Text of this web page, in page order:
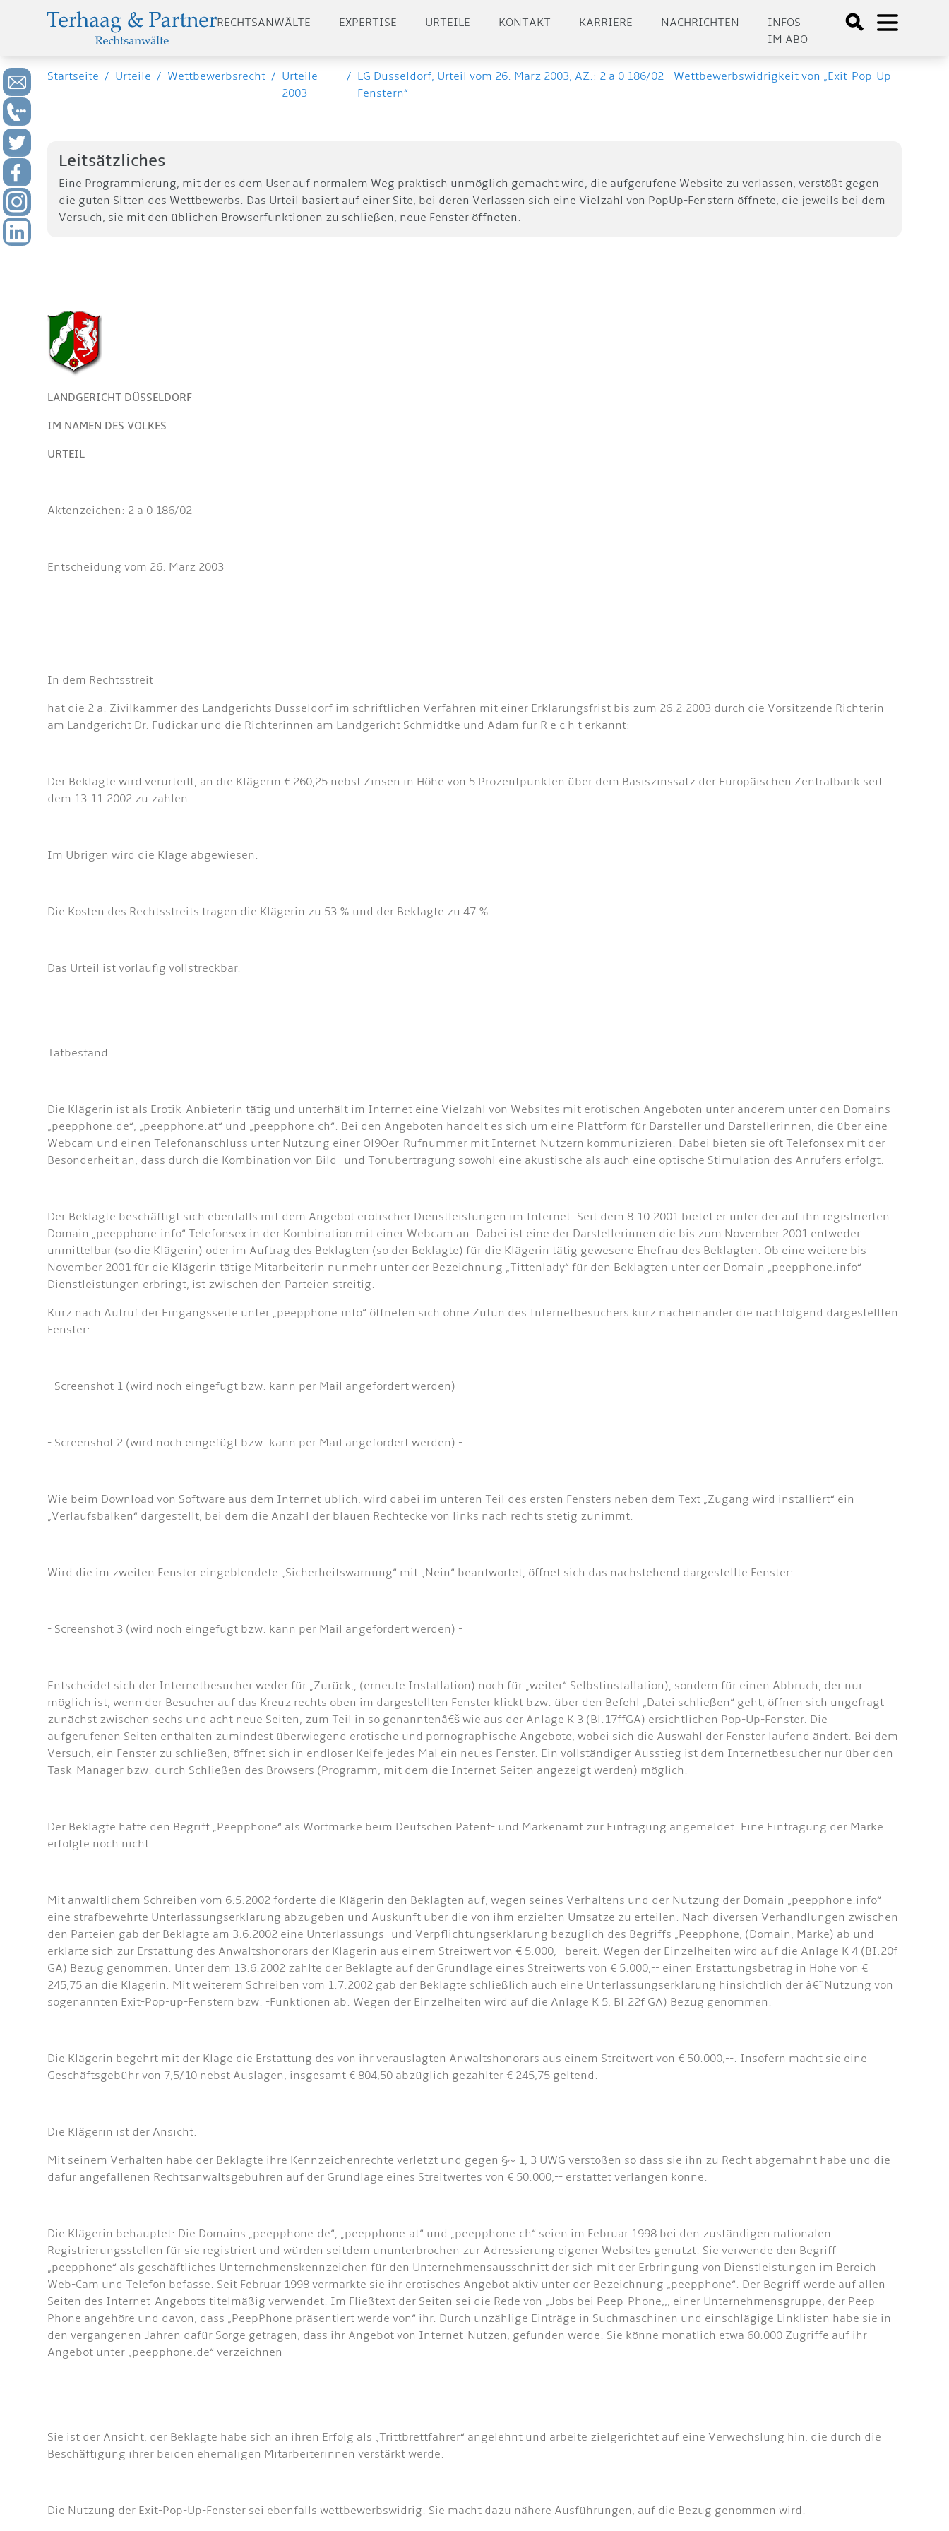
RECHTSANWÄLTE EXPERTISE URTEILE KONTAKT KARRIERE NACHRICHTEN
INFOS
IM ABO
Startseite / Urteile / Wettbewerbsrecht / Urteile
2003
/ LG Düsseldorf, Urteil vom 26. März 2003, AZ.: 2 a 0 186/02 - Wettbewerbswidrigkeit von „Exit-Pop-Up-
Fenstern“
Leitsätzliches
Eine Programmierung, mit der es dem User auf normalem Weg praktisch unmöglich gemacht wird, die aufgerufene Website zu verlassen, verstößt gegen
die guten Sitten des Wettbewerbs. Das Urteil basiert auf einer Site, bei deren Verlassen sich eine Vielzahl von PopUp-Fenstern öffnete, die jeweils bei dem
Versuch, sie mit den üblichen Browserfunktionen zu schließen, neue Fenster öffneten.
LANDGERICHT DÜSSELDORF
IM NAMEN DES VOLKES
URTEIL
Aktenzeichen: 2 a 0 186/02
Entscheidung vom 26. März 2003
In dem Rechtsstreit
hat die 2 a. Zivilkammer des Landgerichts Düsseldorf im schriftlichen Verfahren mit einer Erklärungsfrist bis zum 26.2.2003 durch die Vorsitzende Richterin
am Landgericht Dr. Fudickar und die Richterinnen am Landgericht Schmidtke und Adam für R e c h t erkannt:
Der Beklagte wird verurteilt, an die Klägerin € 260,25 nebst Zinsen in Höhe von 5 Prozentpunkten über dem Basiszinssatz der Europäischen Zentralbank seit
dem 13.11.2002 zu zahlen.
Im Übrigen wird die Klage abgewiesen.
Die Kosten des Rechtsstreits tragen die Klägerin zu 53 % und der Beklagte zu 47 %.
Das Urteil ist vorläufig vollstreckbar.
Tatbestand:
Die Klägerin ist als Erotik-Anbieterin tätig und unterhält im Internet eine Vielzahl von Websites mit erotischen Angeboten unter anderem unter den Domains
„peepphone.de“, „peepphone.at“ und „peepphone.ch“. Bei den Angeboten handelt es sich um eine Plattform für Darsteller und Darstellerinnen, die über eine
Webcam und einen Telefonanschluss unter Nutzung einer Ol9Oer-Rufnummer mit Internet-Nutzern kommunizieren. Dabei bieten sie oft Telefonsex mit der
Besonderheit an, dass durch die Kombination von Bild- und Tonübertragung sowohl eine akustische als auch eine optische Stimulation des Anrufers erfolgt.
Der Beklagte beschäftigt sich ebenfalls mit dem Angebot erotischer Dienstleistungen im Internet. Seit dem 8.10.2001 bietet er unter der auf ihn registrierten
Domain „peepphone.info“ Telefonsex in der Kombination mit einer Webcam an. Dabei ist eine der Darstellerinnen die bis zum November 2001 entweder
unmittelbar (so die Klägerin) oder im Auftrag des Beklagten (so der Beklagte) für die Klägerin tätig gewesene Ehefrau des Beklagten. Ob eine weitere bis
November 2001 für die Klägerin tätige Mitarbeiterin nunmehr unter der Bezeichnung „Tittenlady“ für den Beklagten unter der Domain „peepphone.info“
Dienstleistungen erbringt, ist zwischen den Parteien streitig.
Kurz nach Aufruf der Eingangsseite unter „peepphone.info“ öffneten sich ohne Zutun des Internetbesuchers kurz nacheinander die nachfolgend dargestellten
Fenster:
- Screenshot 1 (wird noch eingefügt bzw. kann per Mail angefordert werden) -
- Screenshot 2 (wird noch eingefügt bzw. kann per Mail angefordert werden) -
Wie beim Download von Software aus dem Internet üblich, wird dabei im unteren Teil des ersten Fensters neben dem Text „Zugang wird installiert“ ein
„Verlaufsbalken“ dargestellt, bei dem die Anzahl der blauen Rechtecke von links nach rechts stetig zunimmt.
Wird die im zweiten Fenster eingeblendete „Sicherheitswarnung“ mit „Nein“ beantwortet, öffnet sich das nachstehend dargestellte Fenster:
- Screenshot 3 (wird noch eingefügt bzw. kann per Mail angefordert werden) -
Entscheidet sich der Internetbesucher weder für „Zurück,, (erneute Installation) noch für „weiter“ Selbstinstallation), sondern für einen Abbruch, der nur
möglich ist, wenn der Besucher auf das Kreuz rechts oben im dargestellten Fenster klickt bzw. über den Befehl „Datei schließen“ geht, öffnen sich ungefragt
zunächst zwischen sechs und acht neue Seiten, zum Teil in so genanntenâ€š wie aus der Anlage K 3 (Bl.17ffGA) ersichtlichen Pop-Up-Fenster. Die
aufgerufenen Seiten enthalten zumindest überwiegend erotische und pornographische Angebote, wobei sich die Auswahl der Fenster laufend ändert. Bei dem
Versuch, ein Fenster zu schließen, öffnet sich in endloser Keife jedes Mal ein neues Fenster. Ein vollständiger Ausstieg ist dem Internetbesucher nur über den
Task-Manager bzw. durch Schließen des Browsers (Programm, mit dem die Internet-Seiten angezeigt werden) möglich.
Der Beklagte hatte den Begriff „Peepphone“ als Wortmarke beim Deutschen Patent- und Markenamt zur Eintragung angemeldet. Eine Eintragung der Marke
erfolgte noch nicht.
Mit anwaltlichem Schreiben vom 6.5.2002 forderte die Klägerin den Beklagten auf, wegen seines Verhaltens und der Nutzung der Domain „peepphone.info“
eine strafbewehrte Unterlassungserklärung abzugeben und Auskunft über die von ihm erzielten Umsätze zu erteilen. Nach diversen Verhandlungen zwischen
den Parteien gab der Beklagte am 3.6.2002 eine Unterlassungs- und Verpflichtungserklärung bezüglich des Begriffs „Peepphone, (Domain, Marke) ab und
erklärte sich zur Erstattung des Anwaltshonorars der Klägerin aus einem Streitwert von € 5.000,--bereit. Wegen der Einzelheiten wird auf die Anlage K 4 (BI.20f
GA) Bezug genommen. Unter dem 13.6.2002 zahlte der Beklagte auf der Grundlage eines Streitwerts von € 5.000,-- einen Erstattungsbetrag in Höhe von €
245,75 an die Klägerin. Mit weiterem Schreiben vom 1.7.2002 gab der Beklagte schließlich auch eine Unterlassungserklärung hinsichtlich der â€˜Nutzung von
sogenannten Exit-Pop-up-Fenstern bzw. -Funktionen ab. Wegen der Einzelheiten wird auf die Anlage K 5, Bl.22f GA) Bezug genommen.
Die Klägerin begehrt mit der Klage die Erstattung des von ihr verauslagten Anwaltshonorars aus einem Streitwert von € 50.000,--. Insofern macht sie eine
Geschäftsgebühr von 7,5/10 nebst Auslagen, insgesamt € 804,50 abzüglich gezahlter € 245,75 geltend.
Die Klägerin ist der Ansicht:
Mit seinem Verhalten habe der Beklagte ihre Kennzeichenrechte verletzt und gegen §~ 1, 3 UWG verstoßen so dass sie ihn zu Recht abgemahnt habe und die
dafür angefallenen Rechtsanwaltsgebühren auf der Grundlage eines Streitwertes von € 50.000,-- erstattet verlangen könne.
Die Klägerin behauptet: Die Domains „peepphone.de“, „peepphone.at“ und „peepphone.ch“ seien im Februar 1998 bei den zuständigen nationalen
Registrierungsstellen für sie registriert und würden seitdem ununterbrochen zur Adressierung eigener Websites genutzt. Sie verwende den Begriff
„peepphone“ als geschäftliches Unternehmenskennzeichen für den Unternehmensausschnitt der sich mit der Erbringung von Dienstleistungen im Bereich
Web-Cam und Telefon befasse. Seit Februar 1998 vermarkte sie ihr erotisches Angebot aktiv unter der Bezeichnung „peepphone“. Der Begriff werde auf allen
Seiten des Internet-Angebots titelmäßig verwendet. Im Fließtext der Seiten sei die Rede von „Jobs bei Peep-Phone,,, einer Unternehmensgruppe, der Peep-
Phone angehöre und davon, dass „PeepPhone präsentiert werde von“ ihr. Durch unzählige Einträge in Suchmaschinen und einschlägige Linklisten habe sie in
den vergangenen Jahren dafür Sorge getragen, dass ihr Angebot von Internet-Nutzen, gefunden werde. Sie könne monatlich etwa 60.000 Zugriffe auf ihr
Angebot unter „peepphone.de“ verzeichnen
Sie ist der Ansicht, der Beklagte habe sich an ihren Erfolg als „Trittbrettfahrer“ angelehnt und arbeite zielgerichtet auf eine Verwechslung hin, die durch die
Beschäftigung ihrer beiden ehemaligen Mitarbeiterinnen verstärkt werde.
Die Nutzung der Exit-Pop-Up-Fenster sei ebenfalls wettbewerbswidrig. Sie macht dazu nähere Ausführungen, auf die Bezug genommen wird.